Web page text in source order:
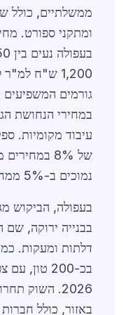
ממשלתיים, כולל
ומתקני ספורט.
1,200 ש"ח
גורמים המשפיעים
במחירי הנחושת
עיבוד מקומיות.
של 8%
נמוכים ב-5% ממחירים במרכז הארץ.
בעפולה, הביקוש
בבנייה ירוקה,
דלתות ומעקות.
באזור, כולל